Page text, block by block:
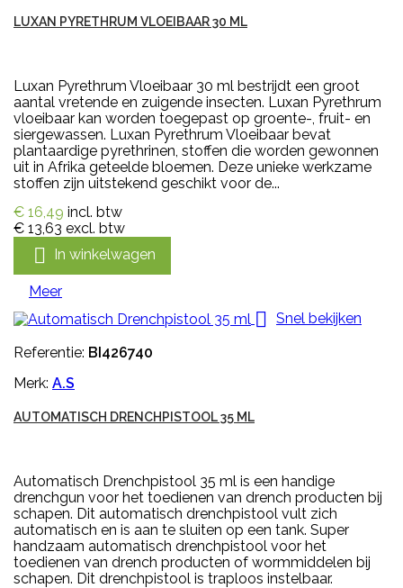
LUXAN PYRETHRUM VLOEIBAAR 30 ML
Luxan Pyrethrum Vloeibaar 30 ml bestrijdt een groot
aantal vretende en zuigende insecten. Luxan Pyrethrum
vloeibaar kan worden toegepast op groente-, fruit- en
siergewassen. Luxan Pyrethrum Vloeibaar bevat
plantaardige pyrethrinen, stoffen die worden gewonnen
uit in Afrika geteelde bloemen. Deze unieke werkzame
stoffen zijn uitstekend geschikt voor de...
€ 16,49 incl. btw
€ 13,63 excl. btw
 In winkelwagen
Meer
 Snel bekijken
Referentie: BI426740
Merk: A.S
AUTOMATISCH DRENCHPISTOOL 35 ML
Automatisch Drenchpistool 35 ml is een handige
drenchgun voor het toedienen van drench producten bij
schapen. Dit automatisch drenchpistool vult zich
automatisch en is aan te sluiten op een tank. Super
handzaam automatisch drenchpistool voor het
toedienen van drench producten of wormmiddelen bij
schapen. Dit drenchpistool is traploos instelbaar.